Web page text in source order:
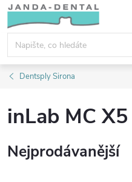
Přejít
obsah
Dentsply Sirona
inLab MC X5
Nejprodávanější